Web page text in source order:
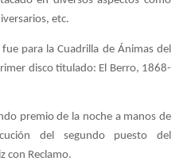
etc.
para la Cuadrilla de Ánimas del
disco titulado: El Berro, 1868-
premio de la noche a manos de
del segundo puesto del
con Reclamo.